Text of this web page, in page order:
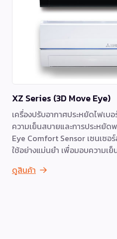
XZ Series (3D Move Eye)
เครื่องปรับอากาศประหยัดไฟเบ
ความเย็นสบายและการประหยัด
Eye Comfort Sensor เซนเซอ
ใช้อย่างแม่นยำ เพื่อมอบความเ
ดูสินค้า